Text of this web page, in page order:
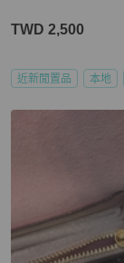
TWD 2,500
近新閒置品 本地